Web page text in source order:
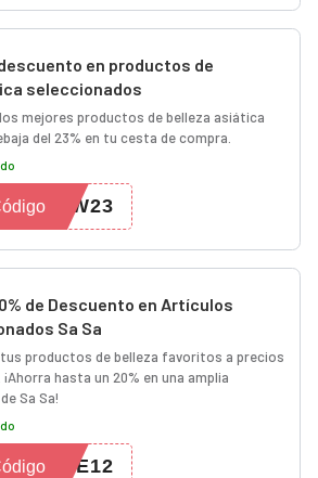
en productos de
seleccionados
mejores productos de belleza asiática
del 23% en tu cesta de compra.
EW23
de Descuento en Artículos
Sa Sa
productos de belleza favoritos a precios
hasta un 20% en una amplia
Sa Sa!
VE12